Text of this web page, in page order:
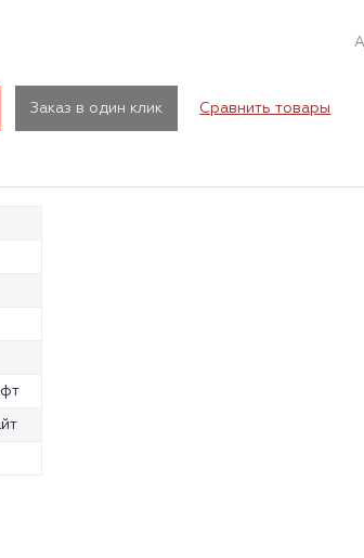
Заказ в один клик Сравнить товары